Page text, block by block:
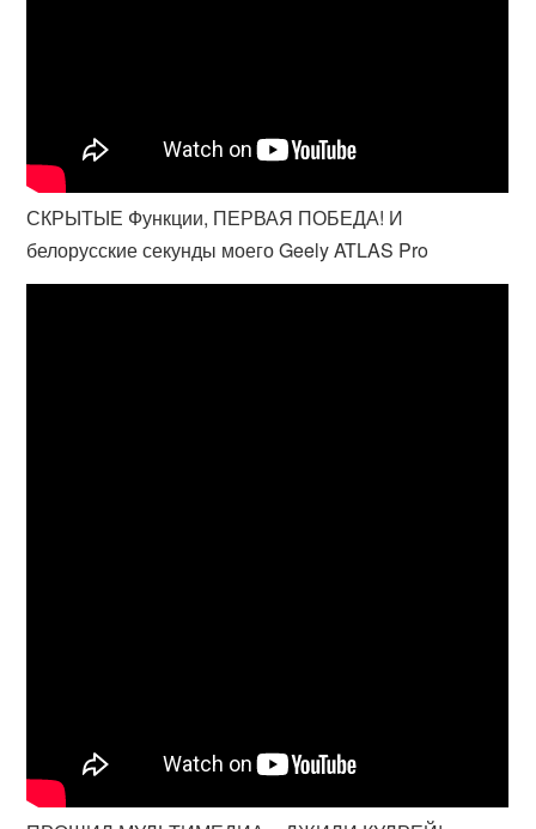
СКРЫТЫЕ Функции, ПЕРВАЯ ПОБЕДА! И
белорусские секунды моего Geely ATLAS Pro